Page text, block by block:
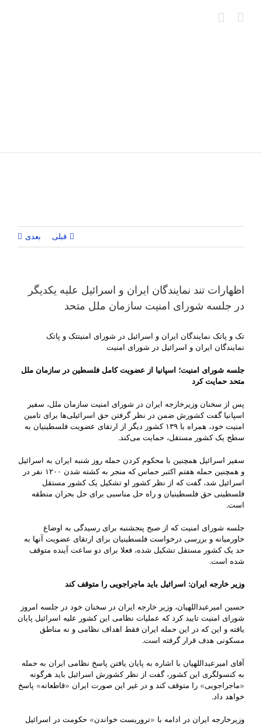
قبلی بعدی
اظهارات تند نمایندگان ایران و اسرائیل علیه یکدیگر
در جلسه شورای امنیت سازمان ملل متحد
تک و پاتک نمایندگان ایران و اسرائیل در شورای امنیتتک و پاتک
نمایندگان ایران و اسرائیل در شورای امنیت
جلسه شورای امنیت؛ اسپانیا از عضویت کامل فلسطین در سازمان ملل
متحد حمایت کرد
پس از سخنان وزیرخارجه ایران در شورای امنیت سازمان ملل، سفیر
اسپانیا گفت کشورش ضمن در نظر گرفتن حق اسرائیلی‌ها برای تامین
امنیت خود، همراه با ۱۳۹ کشور دیگر از ارتقای عضویت فلسطینیان به
سطح یک کشور مستقل، حمایت می‌کند.
سفیر اسرائیل همچنین با محکوم کردن حمله روز شنبه ایران به اسرائیل
و همچنین حمله هفتم اکتبر حماس که منجر به کشته شدن ۱۲۰۰ نفر در
اسرائیل شد، گفت که از نظر کشور او تشکیل یک کشور مستقل
فلسطینی حق فلسطینیان و راه حل مناسبی برای حل بحران منطقه
است.
جلسه شورای امنیت که از صبح پنجشنبه برای رسیدگی به اوضاع
خاورمیانه و بررسی درخواست فلسطینیان برای ارتقای عضویت آنها به
حد یک کشور مستقل تشکیل شده، فعلا برای دو ساعت آینده متوقف
شده است.
وزیر خارجه ایران: اسرائیل باید ماجراجویی را متوقف کند
حسین امیرعبداللهیان، وزیر خارجه ایران در سخنان خود در جلسه امروز
شورای امنیت تایید کرد که عملیات نظامی این کشور علیه اسرائیل پایان
یافته و این که در این حمله ایران فقط اهداف نظامی و نه مناطق
مسکونی هدف قرار گرفته است.
آقای امیرعبداللهیان با اشاره به پایان یافتن پاسخ نظامی ایران به حمله
به کنسولگری این کشور، گفت از نظر کشورش اسرائیل باید هرگونه
«ماجراجویی» را متوقف کند و در غیر این صورت ایران «قاطعانه» پاسخ
خواهد داد.
وزیرخارجه ایران در ادامه با «تروریست خواندن» حکومت در اسرائیل